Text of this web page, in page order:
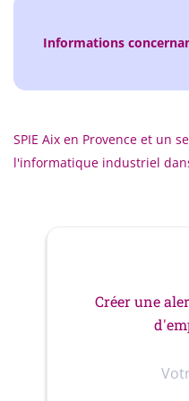
Informations
SPIE Aix en Provence et un
l'informatique industriel
Créer une